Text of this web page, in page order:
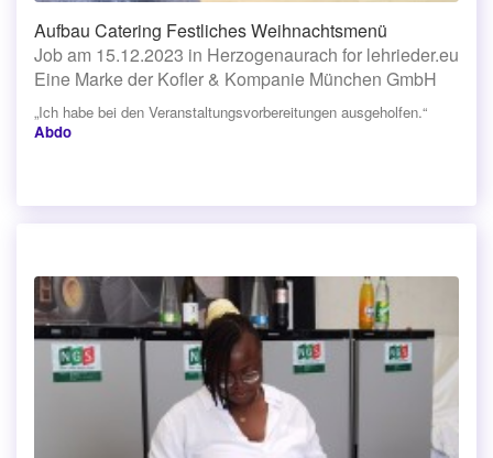
Aufbau Catering Festliches Weihnachtsmenü
Job am 15.12.2023 in Herzogenaurach for lehrieder.eu
Eine Marke der Kofler & Kompanie München GmbH
„Ich habe bei den Veranstaltungsvorbereitungen ausgeholfen.“
Abdo